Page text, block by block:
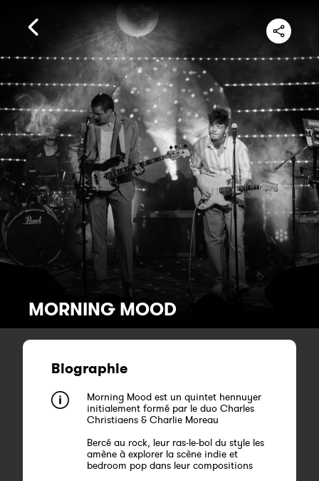
MORNING MOOD
Biographie
Morning Mood est un quintet hennuyer
initialement formé par le duo Charles
Christiaens & Charlie Moreau
Bercé au rock, leur ras-le-bol du style les
amène à explorer la scène indie et
bedroom pop dans leur compositions